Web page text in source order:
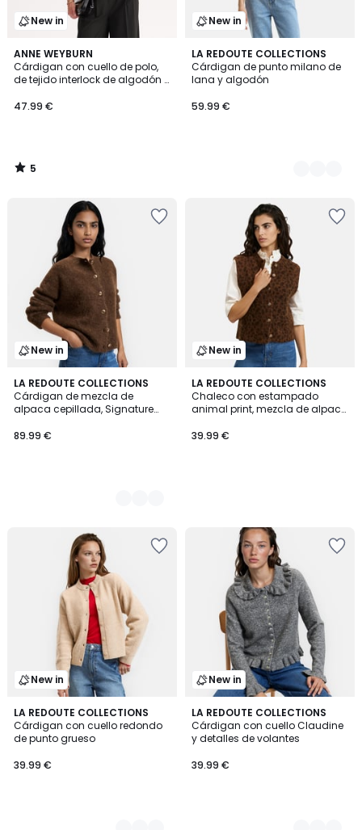
New in
ANNE WEYBURN
Cárdigan con cuello de polo,
de tejido interlock de algodón y
47.99 €
5
/
5
5
/
New in
LA REDOUTE COLLECTIONS
Cárdigan de punto milano de
lana y algodón
59.99 €
2
Colores
New in
LA REDOUTE COLLECTIONS
Cárdigan de mezcla de
alpaca cepillada, Signature
89.99 €
4
Colores
New in
LA REDOUTE COLLECTIONS
Chaleco con estampado
animal print, mezcla de alpaca
39.99 €
New in
LA REDOUTE COLLECTIONS
Cárdigan con cuello redondo
de punto grueso
39.99 €
3
Colores
New in
LA REDOUTE COLLECTIONS
Cárdigan con cuello Claudine
y detalles de volantes
39.99 €
2
Colores